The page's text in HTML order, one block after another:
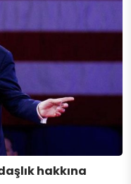
hakkına